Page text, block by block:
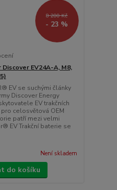
8 200 Kč
- 23 %
EV24A-A, M8,
EV se suchými články
Discover Energy
EV trakčních
celosvětová OEM
patří mezi velmi
EV Trakční baterie se
Není skladem
do košíku